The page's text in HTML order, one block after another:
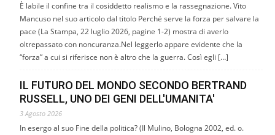
È labile il confine tra il cosiddetto realismo e la rassegnazione. Vito
Mancuso nel suo articolo dal titolo Perché serve la forza per salvare la
pace (La Stampa, 22 luglio 2026, pagine 1-2) mostra di averlo
oltrepassato con noncuranza.Nel leggerlo appare evidente che la
“forza” a cui si riferisce non è altro che la guerra. Così egli […]
IL FUTURO DEL MONDO SECONDO BERTRAND
RUSSELL, UNO DEI GENI DELL'UMANITA'
3 Agosto 2026
In esergo al suo Fine della politica? (Il Mulino, Bologna 2002, ed. o.